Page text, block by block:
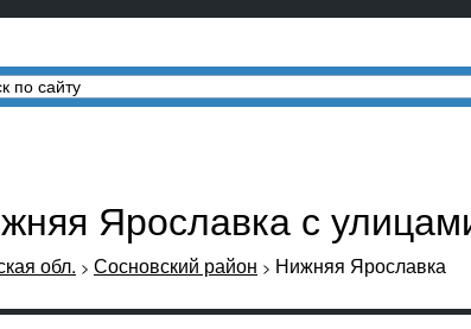
Ярославка с
обл. > Сосновский район > Нижняя Ярославка